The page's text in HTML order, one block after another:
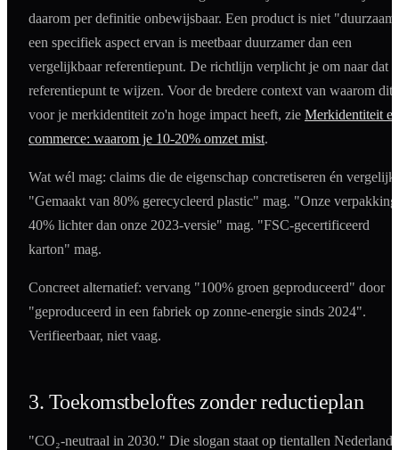
daarom per definitie onbewijsbaar. Een product is niet
een specifiek aspect ervan is meetbaar duurzamer dan een
vergelijkbaar referentiepunt. De richtlijn verplicht je om naar dat
referentiepunt te wijzen. Voor de bredere context van waarom dit
voor je merkidentiteit zo'n hoge impact heeft, zie Merkidentiteit e-
commerce: waarom je 10-20% omzet mist.
Wat wél mag: claims die de eigenschap concretiseren én
"Gemaakt van 80% gerecycleerd plastic" mag. "Onze
40% lichter dan onze 2023-versie" mag. "FSC-gecertificeerd
karton" mag.
Concreet alternatief: vervang "100% groen geproduceerd" door
"geproduceerd in een fabriek op zonne-energie sinds 2024".
Verifieerbaar, niet vaag.
3. Toekomstbeloftes zonder reductieplan
"CO₂-neutraal in 2030." Die slogan staat op tientallen